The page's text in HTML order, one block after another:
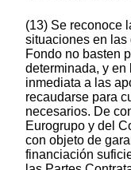
(13) Se reconoce
situaciones en las
Fondo no basten
determinada, y en
inmediata a las
recaudarse para
necesarios. De
Eurogrupo y del
con objeto de
financiación